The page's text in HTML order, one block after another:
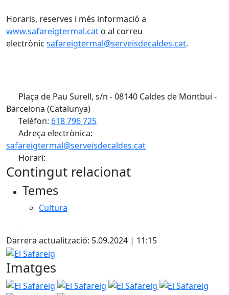
Horaris, reserves i més informació a
www.safareigtermal.cat o al correu
electrònic safareigtermal@serveisdecaldes.cat.
Plaça de Pau Surell, s/n - 08140 Caldes de Montbui -
Barcelona (Catalunya)
Telèfon: 618 796 725
Adreça electrònica:
safareigtermal@serveisdecaldes.cat
Horari:
Contingut relacionat
Temes
Cultura
Darrera actualització: 5.09.2024 | 11:15
El Safareig
Imatges
El Safareig El Safareig El Safareig El Safareig